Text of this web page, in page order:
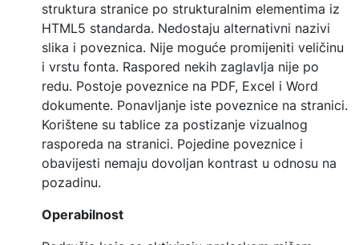
struktura stranice po strukturalnim elementima iz
HTML5 standarda. Nedostaju alternativni nazivi
slika i poveznica. Nije moguće promijeniti veličinu
i vrstu fonta. Raspored nekih zaglavlja nije po
redu. Postoje poveznice na PDF, Excel i Word
dokumente. Ponavljanje iste poveznice na stranici.
Korištene su tablice za postizanje vizualnog
rasporeda na stranici. Pojedine poveznice i
obavijesti nemaju dovoljan kontrast u odnosu na
pozadinu.
Operabilnost